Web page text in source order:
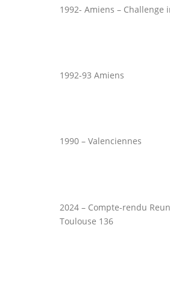
1992- Amiens – Challenge
1992-93 Amiens
1990 – Valenciennes
2024 – Compte-rendu
Toulouse 136